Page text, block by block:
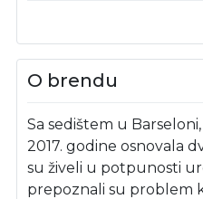
O brendu
Sa sedištem u
2017. godine osnovala
su živeli u potpunosti
prepoznali su problem